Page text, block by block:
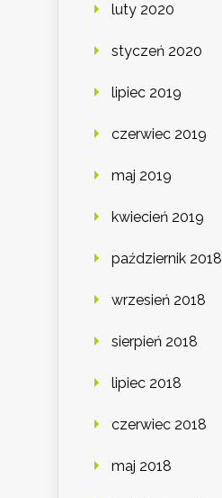
luty 2020
styczeń 2020
lipiec 2019
czerwiec 2019
maj 2019
kwiecień 2019
październik 2018
wrzesień 2018
sierpień 2018
lipiec 2018
czerwiec 2018
maj 2018